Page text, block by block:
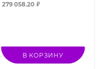
279 058.20 ₽
В КОРЗИНУ